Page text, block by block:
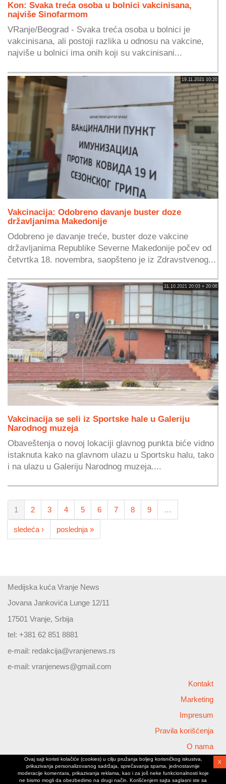
Kon: Svaka treća osoba u bolnici vakcinisana,
najviše Sinofarmom
VRanje/Beograd - Svaka treća osoba u bolnici je
vakcinisana, ali postoji razlika u odnosu na vakcine,
najviše u bolnici ima onih koji su vakcinisani...
19.11.2021 10:20
Vakcinacija: Odobreno davanje buster doze
državljanima Makedonije
Odobreno je davanje treće, buster doze vakcine
državljanima Republike Severne Makedonije počev od
četvrtka 18. novembra, saopšteno je iz Zdravstvenog...
31.10.2021 20:03 » 20:06
Vakcinacija se seli iz Sportske hale u Galeriju
Narodnog muzeja
Obaveštenja o novoj lokaciji glavnog punkta biće vidno
istaknuta kako na glavnom ulazu u Sportsku halu, tako
i na ulazu u Galeriju Narodnog muzeja....
1 2 3 4 5 6 7 8 9 …
sledeća › poslednja »
Medijska kuća Vranje News
Jovana Jankovića Lunge 12/11
17501 Vranje, Srbija
tel: +381 62 851 8881
e-mail: redakcija@vranjenews.rs
e-mail: vranjenews@gmail.com
Kontakt
Marketing
Impresum
Pravila korišćenja
O nama
Copyright © 2026 Vranjenews
All rights reserved
www.vranjenews.rs
Ovaj sajt koristi kolačiće (cookies) u cilju pružanja boljeg korisničkog iskustva,
prikazivanja personalizovanog sadržaja, sprečavanja spama, jednostavnije
moderacije komentara, prikazivanja reklama, kao i za još neke funkcionalnosti koje
ne bismo mogli da obezbedimo na drugi način. Korišćenjem sajta saglasni ste sa
X